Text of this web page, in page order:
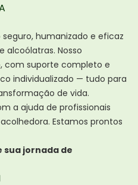
humanizado e eficaz
alcoólatras. Nosso
com suporte completo e
individualizado — tudo para
de vida.
a ajuda de profissionais
Estamos prontos
sua jornada de